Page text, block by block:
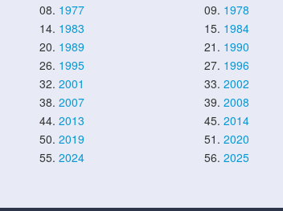
08. 1977 09. 1978
14. 1983 15. 1984
20. 1989 21. 1990
26. 1995 27. 1996
32. 2001 33. 2002
38. 2007 39. 2008
44. 2013 45. 2014
50. 2019 51. 2020
55. 2024 56. 2025